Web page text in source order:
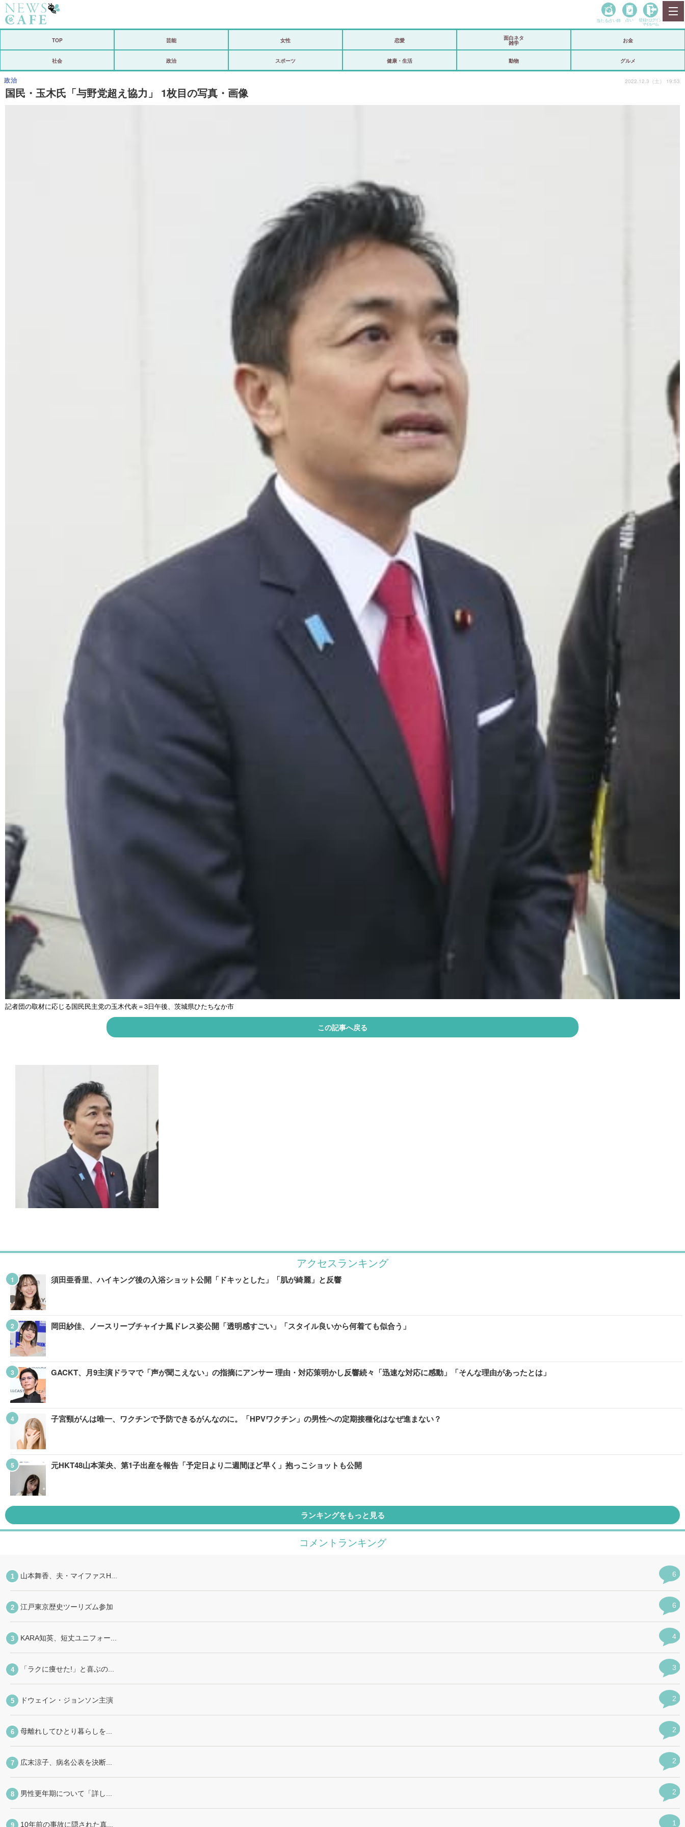
芸能
登録・ログイン/マイルーム
当たる占い師 占い 登録• ログイン
マイルーム
TOP 芸能 女性 恋愛
面白ネタ
雑学
お金
社会 政治 スポーツ 健康・生活 動物 グルメ
国民・玉木氏「与野党超え協力」 1枚目の写真・画像
政治 2022.12.3（土） 19:53
記者団の取材に応じる国民民主党の玉木代表＝3日午後、茨城県ひたちなか市
この記事へ戻る
アクセスランキング
須田亜香里、ハイキング後の入浴ショット公開「ドキッとした」「肌が綺麗」と反響
岡田紗佳、ノースリーブチャイナ風ドレス姿公開「透明感すごい」「スタイル良いから何着ても似合う」
GACKT、月9主演ドラマで「声が聞こえない」の指摘にアンサー 理由・対応策明かし反響続々「迅速な対応に感動」「そんな理由があったとは」
子宮頸がんは唯一、ワクチンで予防できるがんなのに。「HPVワクチン」の男性への定期接種化はなぜ進まない？
元HKT48山本茉央、第1子出産を報告「予定日より二週間ほど早く」抱っこショットも公開
ランキングをもっと見る